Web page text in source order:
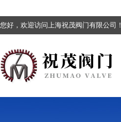
您好，欢迎访问上海祝茂阀门有限公司！